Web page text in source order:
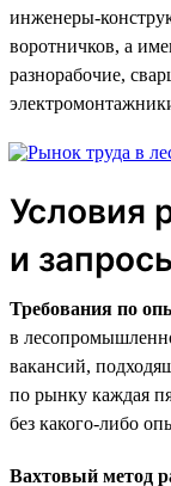
инженеры-
воротничков, а
разнорабочие,
Условия
и
Требования по
в
вакансий,
по рынку каждая
без какого-либо
Вахтовый метод